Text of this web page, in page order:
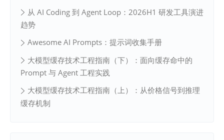
从 AI Coding 到 Agent Loop：2026H1 研发工具演进
趋势
Awesome AI Prompts：提示词收集手册
大模型缓存技术工程指南（下）：面向缓存命中的
Prompt 与 Agent 工程实践
大模型缓存技术工程指南（上）：从价格信号到推理
缓存机制